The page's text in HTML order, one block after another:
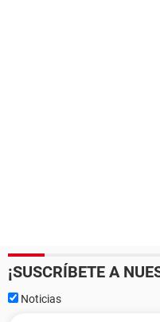
¡SUSCRÍBETE A
Noticias